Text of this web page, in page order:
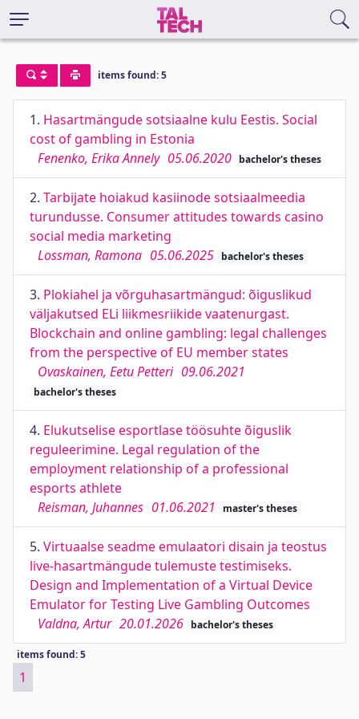
items found: 5
1. Hasartmängude sotsiaalne kulu Eestis. Social
cost of gambling in Estonia
Fenenko, Erika Annely 05.06.2020 bachelor's theses
2. Tarbijate hoiakud kasiinode sotsiaalmeedia
turundusse. Consumer attitudes towards casino
social media marketing
Lossman, Ramona 05.06.2025 bachelor's theses
3. Plokiahel ja võrguhasartmängud: õiguslikud
väljakutsed ELi liikmesriikide vaatenurgast.
Blockchain and online gambling: legal challenges
from the perspective of EU member states
Ovaskainen, Eetu Petteri 09.06.2021
bachelor's theses
4. Elukutselise esportlase töösuhte õiguslik
reguleerimine. Legal regulation of the
employment relationship of a professional
esports athlete
Reisman, Juhannes 01.06.2021 master's theses
5. Virtuaalse seadme emulaatori disain ja teostus
live-hasartmängude tulemuste testimiseks.
Design and Implementation of a Virtual Device
Emulator for Testing Live Gambling Outcomes
Valdna, Artur 20.01.2026 bachelor's theses
items found: 5
1